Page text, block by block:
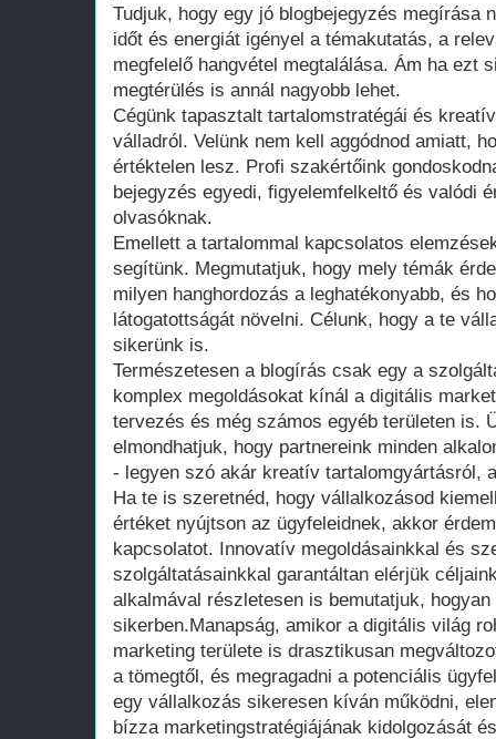
Tudjuk, hogy egy jó blogbejegyzés megírása
időt és energiát igényel a témakutatás, a
megfelelő hangvétel megtalálása. Ám ha ezt
megtérülés is annál nagyobb lehet.
Cégünk tapasztalt tartalomstratégái és
válladról. Velünk nem kell aggódnod amiatt,
értéktelen lesz. Profi szakértőink
bejegyzés egyedi, figyelemfelkeltő és valódi
olvasóknak.
Emellett a tartalommal kapcsolatos
segítünk. Megmutatjuk, hogy mely témák
milyen hanghordozás a leghatékonyabb, és
látogatottságát növelni. Célunk, hogy a te
sikerünk is.
Természetesen a blogírás csak egy a
komplex megoldásokat kínál a digitális
tervezés és még számos egyéb területen is.
elmondhatjuk, hogy partnereink minden
- legyen szó akár kreatív tartalomgyártásról,
Ha te is szeretnéd, hogy vállalkozásod
értéket nyújtson az ügyfeleidnek, akkor
kapcsolatot. Innovatív megoldásainkkal és
szolgáltatásainkkal garantáltan elérjük
alkalmával részletesen is bemutatjuk,
sikerben.Manapság, amikor a digitális világ
marketing területe is drasztikusan
a tömegtől, és megragadni a potenciális
egy vállalkozás sikeresen kíván működni,
bízza marketingstratégiájának kidolgozását